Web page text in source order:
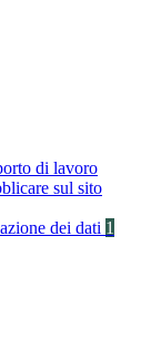
di lavoro
sul sito
dei dati 1